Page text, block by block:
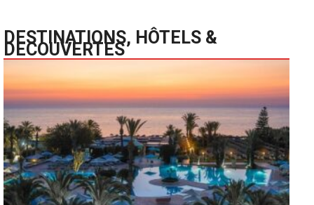
DESTINATIONS, HÔTELS &
DECOUVERTES